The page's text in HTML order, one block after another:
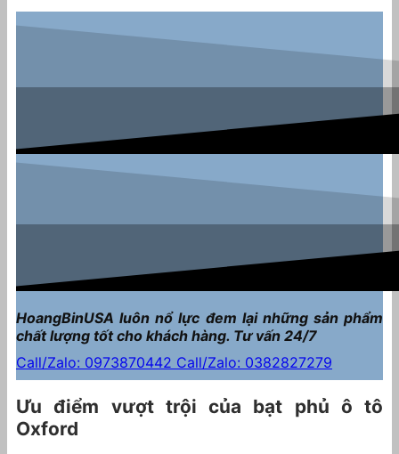
HoangBinUSA luôn nổ lực đem lại những sản phẩm
chất lượng tốt cho khách hàng. Tư vấn 24/7
Call/Zalo: 0973870442 Call/Zalo: 0382827279
Ưu điểm vượt trội của bạt phủ ô tô
Oxford